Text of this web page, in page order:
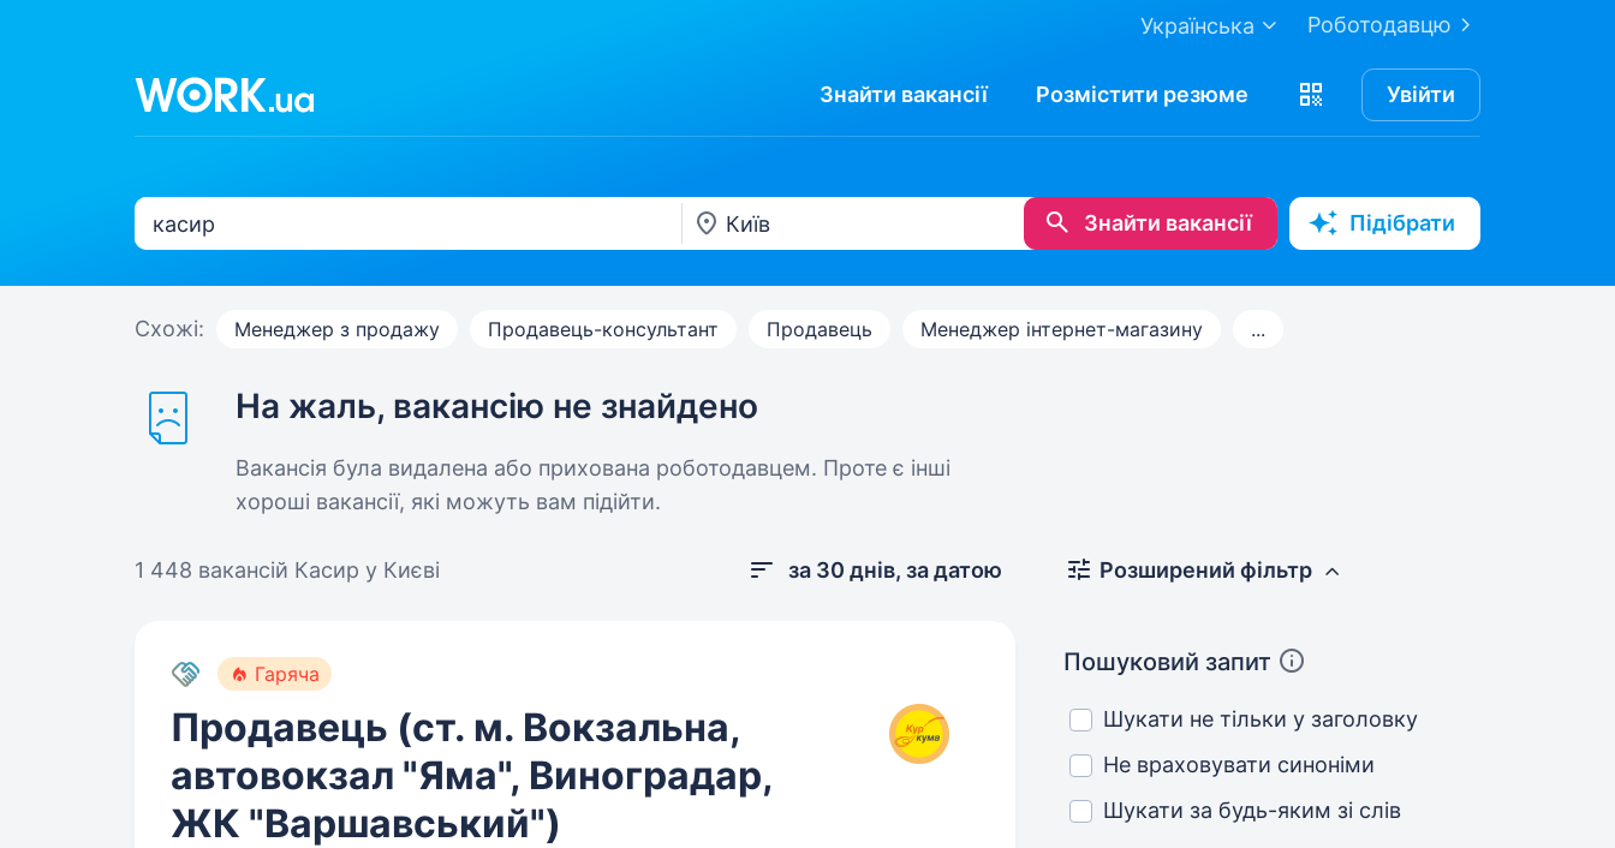
Роботодавцю
Українська
Знайти вакансії Розмістити резюме Увійти
Знайти вакансії Підібрати
Схожі: Менеджер з продажу Продавець-консультант Продавець Менеджер інтернет-магазину ...
На жаль, вакансію не знайдено
Вакансія була видалена або прихована роботодавцем. Проте є інші
хороші вакансії, які можуть вам підійти.
1 448 вакансій Касир у Києві за 30 днів, за датою
Гаряча
Продавець (ст. м. Вокзальна,
автовокзал "Яма", Виноградар,
ЖК "Варшавський")
Розширений фільтр
Пошуковий запит
Шукати не тільки у заголовку
Не враховувати синоніми
Шукати за будь-яким зі слів